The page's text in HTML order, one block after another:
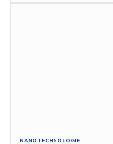
NANOTECHNOLOGIE